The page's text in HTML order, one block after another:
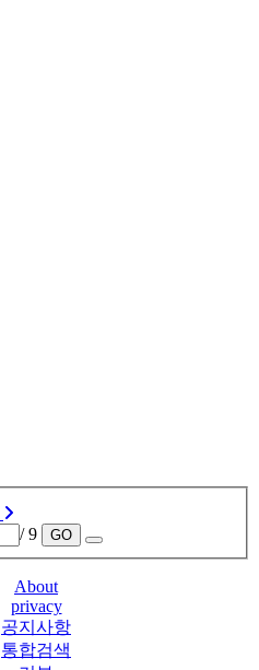
/ 9
GO
About
privacy
공지사항
통합검색